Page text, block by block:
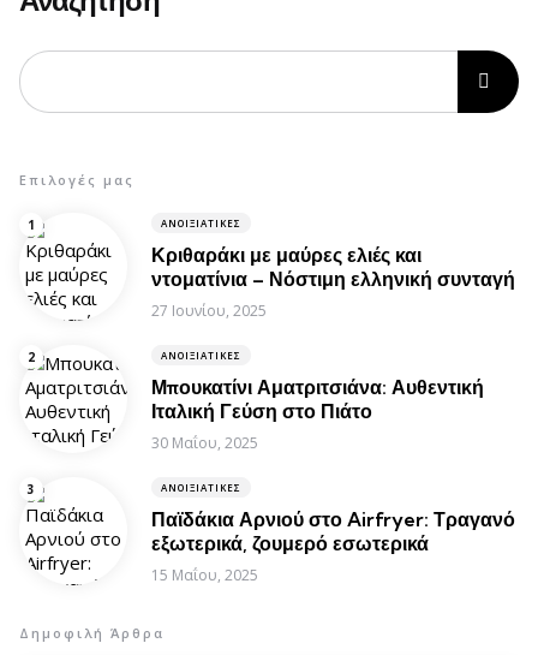
Επιλογές μας
ΑΝΟΙΞΙΆΤΙΚΕΣ
Κριθαράκι με μαύρες ελιές και
ντοματίνια – Νόστιμη ελληνική συνταγή
27 Ιουνίου, 2025
ΑΝΟΙΞΙΆΤΙΚΕΣ
Μπουκατίνι Αματριτσιάνα: Αυθεντική
Ιταλική Γεύση στο Πιάτο
30 Μαΐου, 2025
ΑΝΟΙΞΙΆΤΙΚΕΣ
Παϊδάκια Αρνιού στο Airfryer: Τραγανό
εξωτερικά, ζουμερό εσωτερικά
15 Μαΐου, 2025
Δημοφιλή Άρθρα